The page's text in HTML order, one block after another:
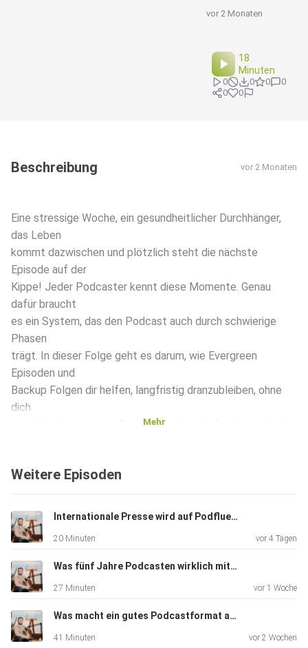
vor 2 Monaten
18
Minuten
0 0 0
0
0
0
Beschreibung vor 2 Monaten
Eine stressige Woche, ein gesundheitlicher Durchhänger,
das Leben
kommt dazwischen und plötzlich steht die nächste
Episode auf der
Kippe! Jeder Podcaster kennt diese Momente. Genau
dafür braucht
es ein System, das den Podcast auch durch schwierige
Phasen
trägt. In dieser Folge geht es darum, wie Evergreen
Episoden und
Backup Folgen dir helfen, langfristig dranzubleiben, ohne
dich
jede Woche neu unter Druck zu setzen. Außerdem teile ich
wöchentlichem Veröffentlichen und warum gerade Backup
schweren Zeiten einen riesigen Unterschied machen
können.
Hausaufgabe für diese Woche: Welche Evergreen Episoden
passen zu
Takeaways:
Mehr
Weitere Episoden
Internationale Presse wird auf Podfluencer Festival aufmerksam (Ep. 261)
20 Minuten vor 4 Tagen
Was fünf Jahre Podcasten wirklich mit dir machen (Ep. 260)
27 Minuten vor 1 Woche
Was macht ein gutes Podcastformat aus? Mit Produzentin Stefanie Gregor (Ep. 259)
41 Minuten vor 2 Wochen